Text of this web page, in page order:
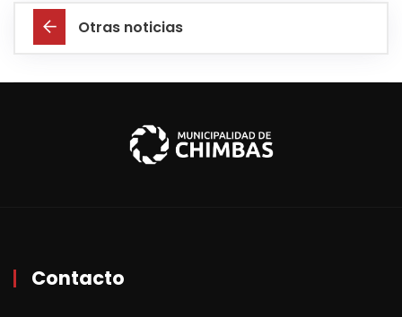
Otras noticias
Contacto